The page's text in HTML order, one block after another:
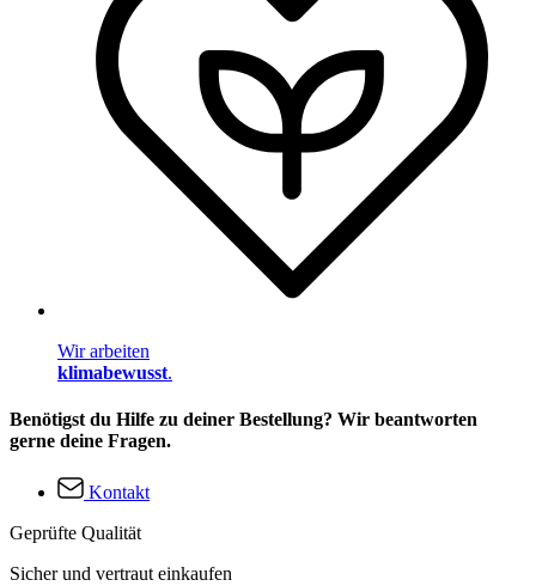
Wir arbeiten
klimabewusst.
Benötigst du Hilfe zu deiner Bestellung? Wir beantworten
gerne deine Fragen.
Kontakt
Geprüfte Qualität
Sicher und vertraut einkaufen